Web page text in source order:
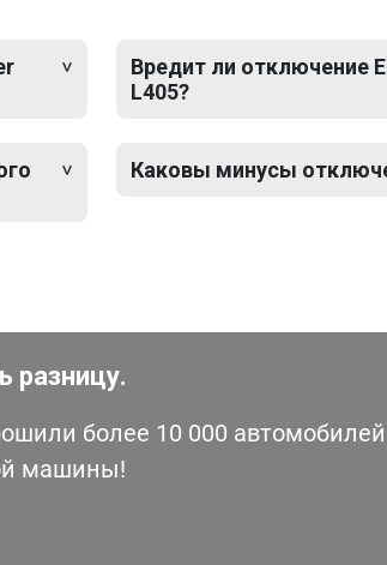
Вредит ли отключение
L405?
Каковы минусы
разницу.
более 10 000
машины!